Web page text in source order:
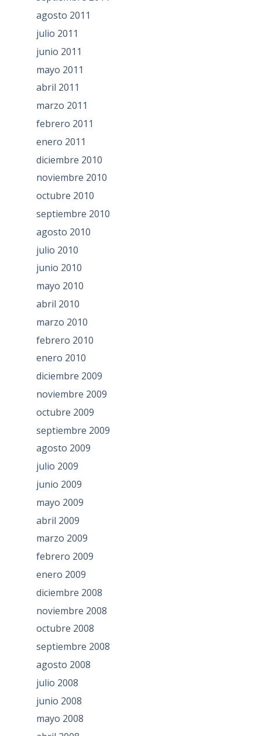
agosto 2011
julio 2011
junio 2011
mayo 2011
abril 2011
marzo 2011
febrero 2011
enero 2011
diciembre 2010
noviembre 2010
octubre 2010
septiembre 2010
agosto 2010
julio 2010
junio 2010
mayo 2010
abril 2010
marzo 2010
febrero 2010
enero 2010
diciembre 2009
noviembre 2009
octubre 2009
septiembre 2009
agosto 2009
julio 2009
junio 2009
mayo 2009
abril 2009
marzo 2009
febrero 2009
enero 2009
diciembre 2008
noviembre 2008
octubre 2008
septiembre 2008
agosto 2008
julio 2008
junio 2008
mayo 2008